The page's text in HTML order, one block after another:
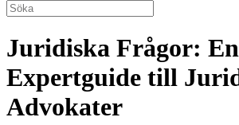
Juridiska Frågor: En
Expertguide till
Advokater